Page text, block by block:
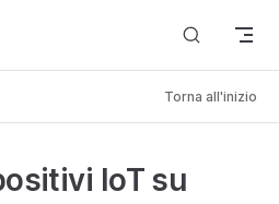
Torna all'inizio
IoT su